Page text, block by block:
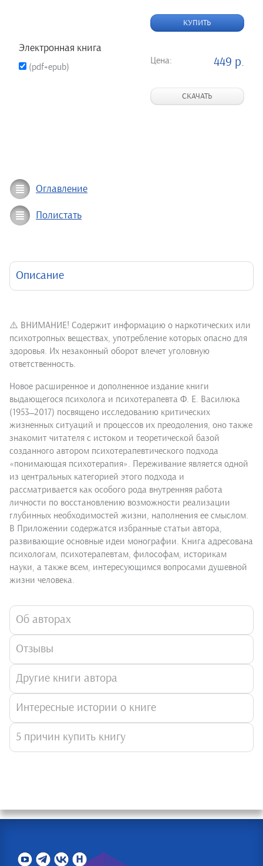
КУПИТЬ
Электронная книга
(pdf+epub)
Цена: 449 р.
СКАЧАТЬ
Оглавление
Полистать
Описание
⚠️ ВНИМАНИЕ! Содержит информацию о наркотических или
психотропных веществах, употребление которых опасно для
здоровья. Их незаконный оборот влечет уголовную
ответственность.
Новое расширенное и дополненное издание книги
выдающегося психолога и психотерапевта Ф. Е. Василюка
(1953 ̶ 2017) посвящено исследованию критических
жизненных ситуаций и процессов их преодоления, оно также
знакомит читателя с истоком и теоретической базой
созданного автором психотерапевтического подхода
«понимающая психотерапия». Переживание является одной
из центральных категорией этого подхода и
рассматривается как особого рода внутренняя работа
личности по восстановлению возможности реализации
глубинных необходимостей жизни, наполнения ее смыслом.
В Приложении содержатся избранные статьи автора,
развивающие основные идеи монографии. Книга адресована
психологам, психотерапевтам, философам, историкам
науки, а также всем, интересующимся вопросами душевной
жизни человека.
Об авторах
Отзывы
Другие книги автора
Интересные истории о книге
5 причин купить книгу